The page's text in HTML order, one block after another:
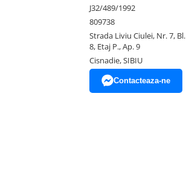
J32/489/1992
809738
Strada Liviu Ciulei, Nr. 7, Bl.
8, Etaj P., Ap. 9
Cisnadie, SIBIU
Contacteaza-ne